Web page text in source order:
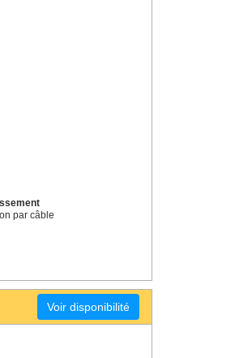
par câble
Voir disponibilité